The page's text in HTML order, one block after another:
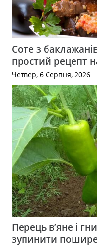
Соте з
простий рецепт
Четвер, 6 Серпня, 2026
Перець в’яне і
зупинити